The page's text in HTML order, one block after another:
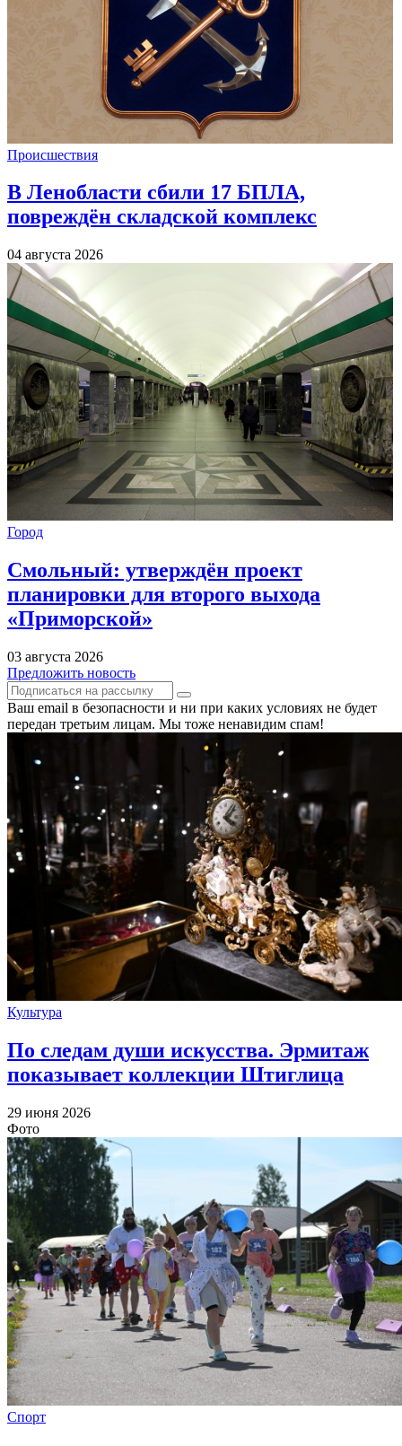
Происшествия
В Ленобласти сбили 17 БПЛА,
повреждён складской комплекс
04 августа 2026
Город
Смольный: утверждён проект
планировки для второго выхода
«Приморской»
03 августа 2026
Предложить новость
Ваш email в безопасности и ни при каких условиях не будет
передан третьим лицам. Мы тоже ненавидим спам!
Культура
По следам души искусства. Эрмитаж
показывает коллекции Штиглица
29 июня 2026
Фото
Спорт